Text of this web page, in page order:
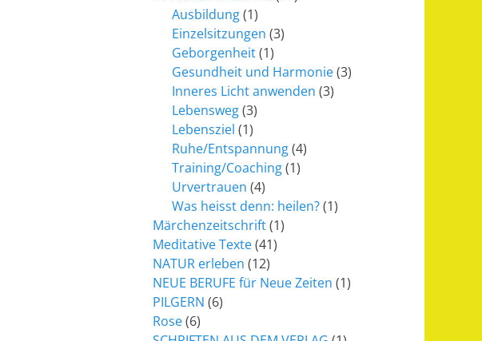
Ausbildung(1)
Einzelsitzungen (3)
Geborgenheit(1)
Gesundheit und Harmonie(3)
Inneres Licht anwenden (3)
Lebensweg(3)
Lebensziel (1)
Ruhe/Entspannung(4)
Training/Coaching(1)
Urvertrauen (4)
Was heisst denn: heilen?(1)
Märchenzeitschrift(1)
Meditative Texte(41)
NATUR erleben (12)
NEUE BERUFE für Neue Zeiten (1)
PILGERN (6)
Rose(6)